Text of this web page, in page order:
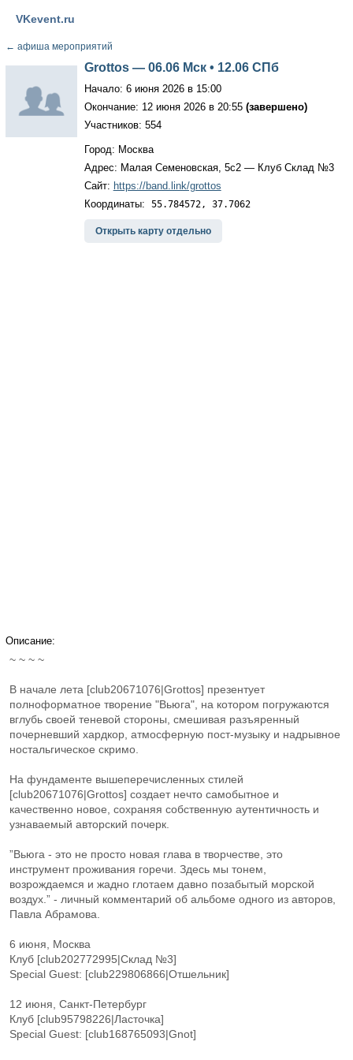
VKevent.ru
← афиша мероприятий
Grottos — 06.06 Мск • 12.06 СПб
Начало: 6 июня 2026 в 15:00
Окончание: 12 июня 2026 в 20:55 (завершено)
Участников: 554
Город: Москва
Адрес: Малая Семеновская, 5с2 — Клуб Склад №3
Сайт: https://band.link/grottos
Координаты: 55.784572, 37.7062
Открыть карту отдельно
Описание:
~ ~ ~ ~
В начале лета [club20671076|Grottos] презентует
полноформатное творение "Вьюга", на котором погружаются
вглубь своей теневой стороны, смешивая разъяренный
почерневший хардкор, атмосферную пост-музыку и надрывное
ностальгическое скримо.
На фундаменте вышеперечисленных стилей
[club20671076|Grottos] создает нечто самобытное и
качественно новое, сохраняя собственную аутентичность и
узнаваемый авторский почерк.
”Вьюга - это не просто новая глава в творчестве, это
инструмент проживания горечи. Здесь мы тонем,
возрождаемся и жадно глотаем давно позабытый морской
воздух.” - личный комментарий об альбоме одного из авторов,
Павла Абрамова.
6 июня, Москва
Клуб [club202772995|Склад №3]
Special Guest: [club229806866|Отшельник]
12 июня, Санкт-Петербург
Клуб [club95798226|Ласточка]
Special Guest: [club168765093|Gnot]